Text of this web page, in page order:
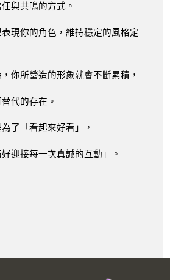
與共鳴的方式。
現你的角色，維持穩定的風格定
你所營造的形象就會不斷累積，
代的存在。
了「看起來好看」，
迎接每一次真誠的互動」。